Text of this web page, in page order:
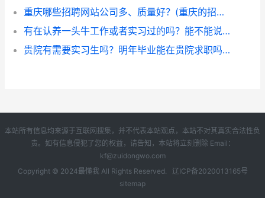
重庆哪些招聘网站公司多、质量好？(重庆的招聘网站哪个好)
有在认养一头牛工作或者实习过的吗？能不能说说大概情况？
贵院有需要实习生吗？明年毕业能在贵院求职吗？
本站所有信息均来源于互联网搜集，并不代表本站观点，本站不对其真实合法性负
责。如有信息侵犯了您的权益，请告知，本站将立刻删除 Email：
kf@zuidongwo.com
Copyright © 2024最懂我All Rights Reserved. 辽ICP备2020013165号
sitemap